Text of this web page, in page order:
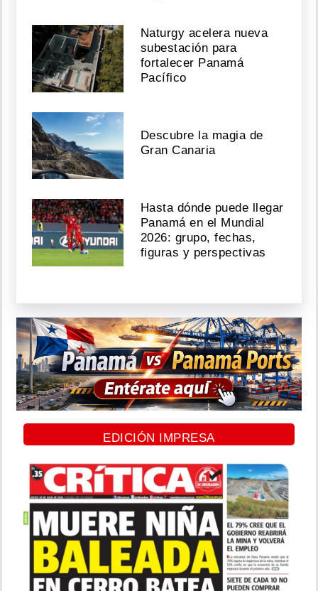
Naturgy acelera nueva
subestación para
fortalecer Panamá
Pacífico
Descubre la magia de
Gran Canaria
Hasta dónde puede llegar
Panamá en el Mundial
2026: grupo, fechas,
figuras y perspectivas
EDICIÓN IMPRESA